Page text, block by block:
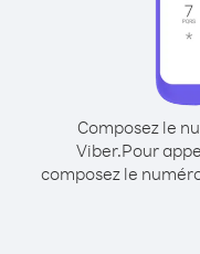
Composez le
Viber.Pour
composez le